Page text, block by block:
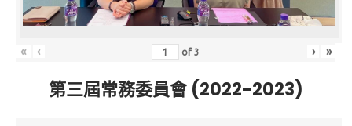
« ‹ of3 › »
第三屆常務委員會 (2022-2023)